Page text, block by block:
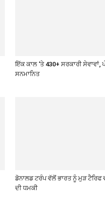
ਇੱਕ ਕਾਲ ‘ਤੇ 430+ ਸਰਕਾਰੀ ਸੇਵਾਵਾਂ,
ਸਨਮਾਨਿਤ
ਡੋਨਾਲਡ ਟਰੰਪ ਵੱਲੋਂ ਭਾਰਤ ਨੂੰ ਮੁੜ ਟੈਰਿਫ
ਦੀ ਧਮਕੀ